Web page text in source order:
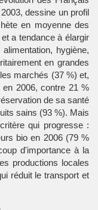
dessine un profil
en moyenne des
a tendance à élargir
hygiène,
en grandes
marchés (37 %) et,
2006, contre 21 %
de sa santé
sains (93 %). Mais
qui progresse :
bio en 2006 (79 %
d'importance à la
productions locales
réduit le transport et